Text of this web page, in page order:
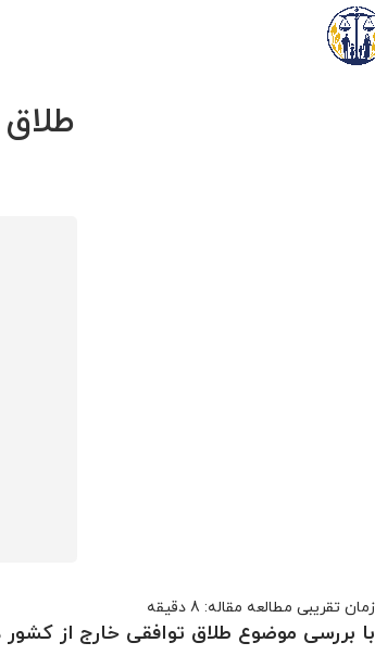
با بررسی موضوع طلاق توافقی خارج از